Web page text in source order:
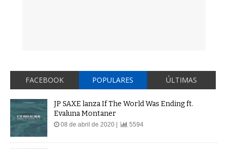
FACEBOOK POPULARES ÚLTIMAS
JP SAXE lanza If The World Was Ending ft.
Evaluna Montaner
08 de abril de 2020 | 5594